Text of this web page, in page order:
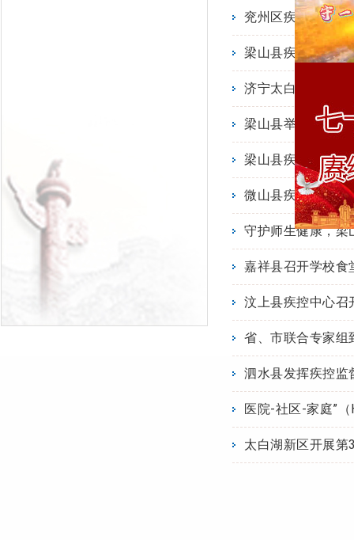
兖州区疾控中心开
梁山县疾病预防控
济宁太白湖新区开
梁山县举行全国儿
梁山县疾控中心积
微山县疾控中心开
守护师生健康，梁
嘉祥县召开学校食
汶上县疾控中心召
省、市联合专家组
泗水县发挥疾控监
医院-社区-家庭”
太白湖新区开展第